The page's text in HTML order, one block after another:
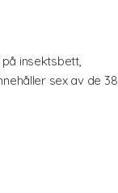
insektsbett,
sex av de 38